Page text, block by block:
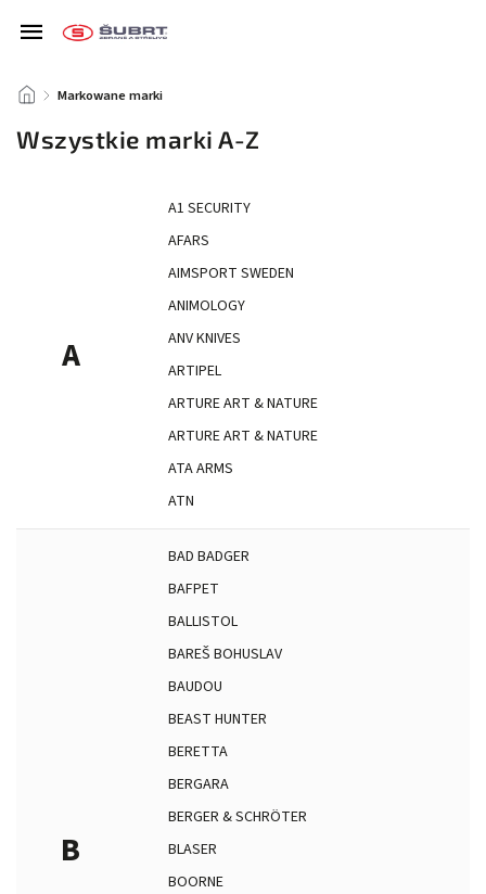
/ Markowane marki
Wszystkie marki A-Z
A
A1 SECURITY
AFARS
AIMSPORT SWEDEN
ANIMOLOGY
ANV KNIVES
ARTIPEL
ARTURE ART & NATURE
ARTURE ART & NATURE
ATA ARMS
ATN
B
BAD BADGER
BAFPET
BALLISTOL
BAREŠ BOHUSLAV
BAUDOU
BEAST HUNTER
BERETTA
BERGARA
BERGER & SCHRÖTER
BLASER
BOORNE